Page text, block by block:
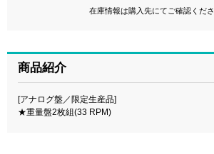
在庫情報は購入先にてご確認くださ
商品紹介
[アナログ盤／限定生産品]
★重量盤2枚組(33 RPM)